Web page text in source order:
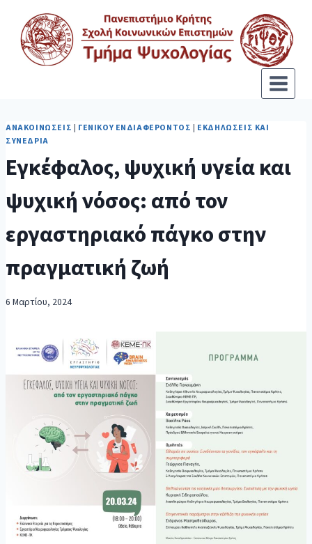
ΑΝΑΚΟΙΝΏΣΕΙΣ | ΓΕΝΙΚΟΎ ΕΝΔΙΑΦΈΡΟΝΤΟΣ | ΕΚΔΗΛΏΣΕΙΣ ΚΑΙ
ΣΥΝΈΔΡΙΑ
Εγκέφαλος, ψυχική υγεία και
ψυχική νόσος: από τον
εργαστηριακό πάγκο στην
πραγματική ζωή
6 Μαρτίου, 2024